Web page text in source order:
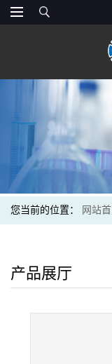
您当前的位置： 网站
产品展厅